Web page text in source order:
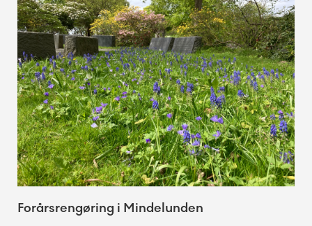
Forårsrengøring i Mindelunden